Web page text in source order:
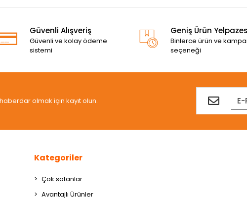
Güvenli Alışveriş
Güvenli ve kolay ödeme
sistemi
Geniş Ürün
Binlerce ürün ve
seçeneği
olmak için kayıt olun.
Kategoriler
Çok satanlar
Avantajlı Ürünler